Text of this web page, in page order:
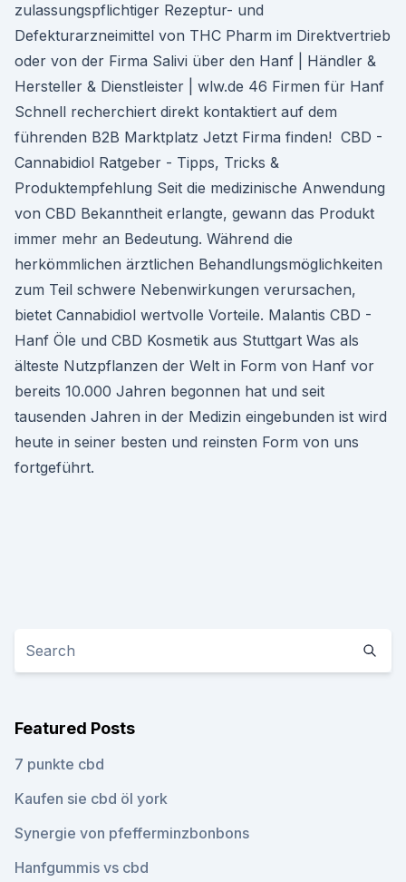
zulassungspflichtiger Rezeptur- und
Defekturarzneimittel von THC Pharm im Direktvertrieb
oder von der Firma Salivi über den Hanf | Händler &
Hersteller & Dienstleister | wlw.de 46 Firmen für Hanf
Schnell recherchiert direkt kontaktiert auf dem
führenden B2B Marktplatz Jetzt Firma finden! ️ CBD -
Cannabidiol Ratgeber - Tipps, Tricks &
Produktempfehlung Seit die medizinische Anwendung
von CBD Bekanntheit erlangte, gewann das Produkt
immer mehr an Bedeutung. Während die
herkömmlichen ärztlichen Behandlungsmöglichkeiten
zum Teil schwere Nebenwirkungen verursachen,
bietet Cannabidiol wertvolle Vorteile. Malantis CBD -
Hanf Öle und CBD Kosmetik aus Stuttgart Was als
älteste Nutzpflanzen der Welt in Form von Hanf vor
bereits 10.000 Jahren begonnen hat und seit
tausenden Jahren in der Medizin eingebunden ist wird
heute in seiner besten und reinsten Form von uns
fortgeführt.
Featured Posts
7 punkte cbd
Kaufen sie cbd öl york
Synergie von pfefferminzbonbons
Hanfgummis vs cbd